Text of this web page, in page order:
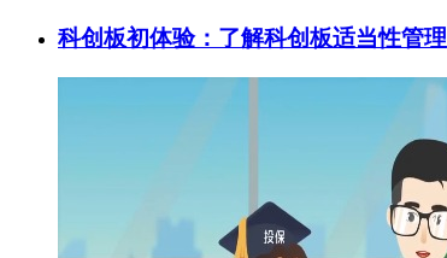
科创板初体验：了解科创板适当性管理